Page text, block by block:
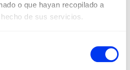
o que hayan recopilado a
de sus servicios.
este producto también